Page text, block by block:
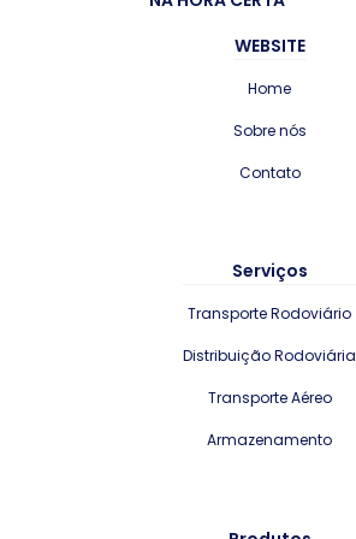
WEBSITE
Home
Sobre nós
Contato
Serviços
Transporte Rodoviário
Distribuição Rodoviária
Transporte Aéreo
Armazenamento